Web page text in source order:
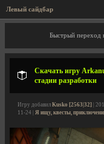
Левый сайдбар Описание
Быстрый переход
Скачать игру
стадии разработки
Игру добавил Kusko [2563|32] |
11-24 | Я ищу, квесты,